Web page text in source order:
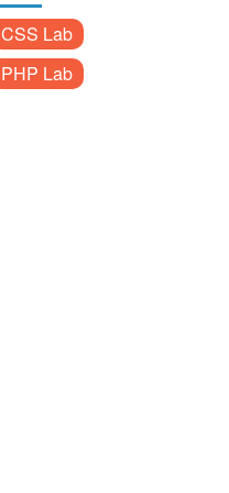
CSS Lab
PHP Lab